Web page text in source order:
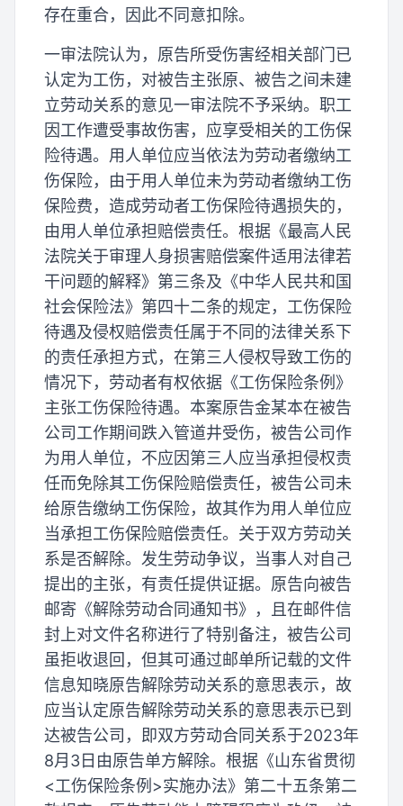
存在重合，因此不同意扣除。
一审法院认为，原告所受伤害经相关部门已
认定为工伤，对被告主张原、被告之间未建
立劳动关系的意见一审法院不予采纳。职工
因工作遭受事故伤害，应享受相关的工伤保
险待遇。用人单位应当依法为劳动者缴纳工
伤保险，由于用人单位未为劳动者缴纳工伤
保险费，造成劳动者工伤保险待遇损失的，
由用人单位承担赔偿责任。根据《最高人民
法院关于审理人身损害赔偿案件适用法律若
干问题的解释》第三条及《中华人民共和国
社会保险法》第四十二条的规定，工伤保险
待遇及侵权赔偿责任属于不同的法律关系下
的责任承担方式，在第三人侵权导致工伤的
情况下，劳动者有权依据《工伤保险条例》
主张工伤保险待遇。本案原告金某本在被告
公司工作期间跌入管道井受伤，被告公司作
为用人单位，不应因第三人应当承担侵权责
任而免除其工伤保险赔偿责任，被告公司未
给原告缴纳工伤保险，故其作为用人单位应
当承担工伤保险赔偿责任。关于双方劳动关
系是否解除。发生劳动争议，当事人对自己
提出的主张，有责任提供证据。原告向被告
邮寄《解除劳动合同通知书》，且在邮件信
封上对文件名称进行了特别备注，被告公司
虽拒收退回，但其可通过邮单所记载的文件
信息知晓原告解除劳动关系的意思表示，故
应当认定原告解除劳动关系的意思表示已到
达被告公司，即双方劳动合同关系于2023年
8月3日由原告单方解除。根据《山东省贯彻
<工伤保险条例>实施办法》第二十五条第二